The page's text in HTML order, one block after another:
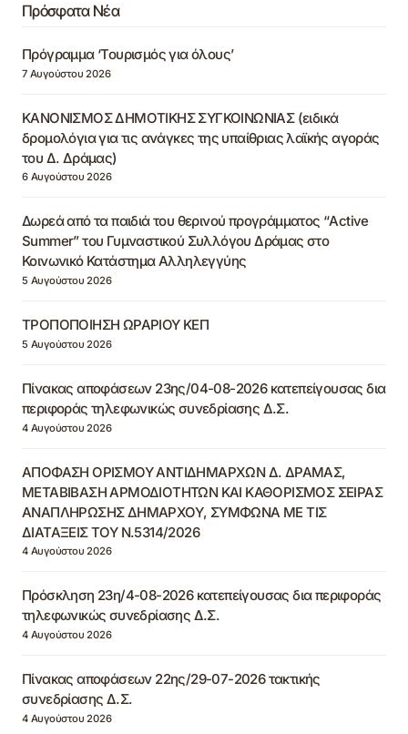
Πρόσφατα Νέα
Πρόγραμμα ‘Τουρισμός για όλους’
7 Αυγούστου 2026
ΚΑΝΟΝΙΣΜΟΣ ΔΗΜΟΤΙΚΗΣ ΣΥΓΚΟΙΝΩΝΙΑΣ (ειδικά
δρομολόγια για τις ανάγκες της υπαίθριας λαϊκής αγοράς
του Δ. Δράμας)
6 Αυγούστου 2026
Δωρεά από τα παιδιά του θερινού προγράμματος “Active
Summer” του Γυμναστικού Συλλόγου Δράμας στο
Κοινωνικό Κατάστημα Αλληλεγγύης
5 Αυγούστου 2026
ΤΡΟΠΟΠΟΙΗΣΗ ΩΡΑΡΙΟΥ ΚΕΠ
5 Αυγούστου 2026
Πίνακας αποφάσεων 23ης/04-08-2026 κατεπείγουσας δια
περιφοράς τηλεφωνικώς συνεδρίασης Δ.Σ.
4 Αυγούστου 2026
ΑΠΟΦΑΣΗ ΟΡΙΣΜΟΥ ΑΝΤΙΔΗΜΑΡΧΩΝ Δ. ΔΡΑΜΑΣ,
ΜΕΤΑΒΙΒΑΣΗ ΑΡΜΟΔΙΟΤΗΤΩΝ ΚΑΙ ΚΑΘΟΡΙΣΜΟΣ ΣΕΙΡΑΣ
ΑΝΑΠΛΗΡΩΣΗΣ ΔΗΜΑΡΧΟΥ, ΣΥΜΦΩΝΑ ΜΕ ΤΙΣ
ΔΙΑΤΑΞΕΙΣ ΤΟΥ Ν.5314/2026
4 Αυγούστου 2026
Πρόσκληση 23η/4-08-2026 κατεπείγουσας δια περιφοράς
τηλεφωνικώς συνεδρίασης Δ.Σ.
4 Αυγούστου 2026
Πίνακας αποφάσεων 22ης/29-07-2026 τακτικής
συνεδρίασης Δ.Σ.
4 Αυγούστου 2026